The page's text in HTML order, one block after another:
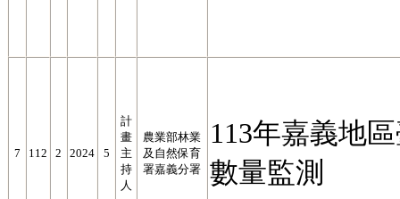
7 112 2 2024 5
計
畫
主
持
人
農業部林業
及自然保育
署嘉義分署
113年嘉義地
數量監測